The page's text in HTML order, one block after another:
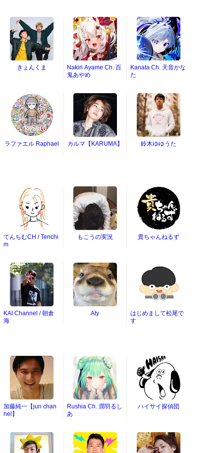
きょんくま
Nakiri Ayame Ch. 百
鬼あやめ
Kanata Ch. 天音かな
た
ラファエル Raphael カルマ【KARUMA】 鈴木ゆゆうた
てんちむCH / Tenchi
m
もこうの実況 貴ちゃんねるず
KAI Channel / 朝倉
海
Aty
はじめまして松尾で
す
加藤純一【jun chan
nel】
Rushia Ch. 潤羽るし
あ
ハイサイ探偵団